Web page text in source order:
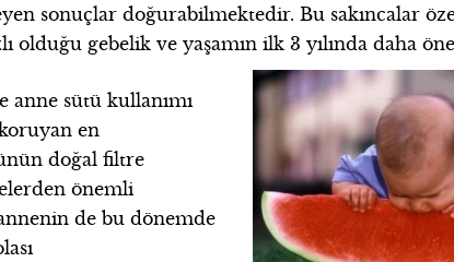
sonuçlar doğurabilmektedir. Bu sakıncalar
olduğu gebelik ve yaşamın ilk 3 yılında daha
anne sütü kullanımı
en
doğal filtre
önemli
de bu dönemde